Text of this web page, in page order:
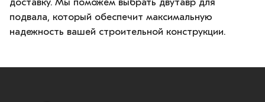
доставку. Мы поможем выбрать двутавр для
подвала, который обеспечит максимальную
надежность вашей строительной конструкции.